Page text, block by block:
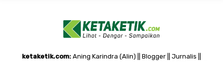
ketaketik.com: Aning Karindra (Alin) || Blogger || Jurnalis ||